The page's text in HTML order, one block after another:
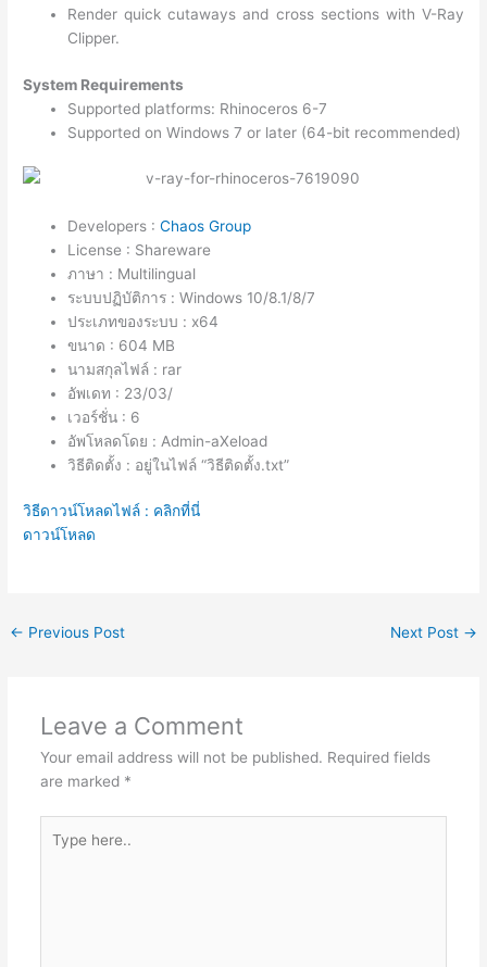
Render quick cutaways and cross sections with V-Ray
Clipper.
System Requirements
Supported platforms: Rhinoceros 6-7
Supported on Windows 7 or later (64-bit recommended)
Developers :Chaos Group
License : Shareware
ภาษา : Multilingual
ระบบปฏิบัติการ : Windows 10/8.1/8/7
ประเภทของระบบ : x64
ขนาด : 604 MB
นามสกุลไฟล์ : rar
อัพเดท : 23/03/
เวอร์ชั่น : 6
อัพโหลดโดย : Admin-aXeload
วิธีติดตั้ง : อยู่ในไฟล์ “วิธีติดตั้ง.txt”
วิธีดาวน์โหลดไฟล์ : คลิกที่นี่
ดาวน์โหลด
← Previous Post Next Post →
Leave a Comment
Your email address will not be published. Required fields
are marked *
here..